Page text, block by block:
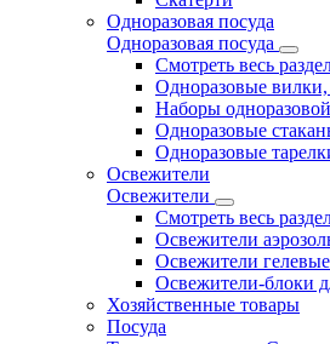
Одноразовая посуда
Одноразовая посуда
Смотреть весь
Одноразовые
Наборы
Одноразовые
Одноразовые
Освежители
Освежители
Смотреть весь
Освежители
Освежители
Освежители-блоки
Хозяйственные товары
Посуда